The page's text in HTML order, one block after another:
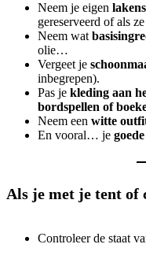
Neem je eigen
gereserveerd of als
Neem wat
olie…
Vergeet je
inbegrepen).
Pas je kleding aan
bordspellen of
Neem een witte
En vooral… je
Als je met je tent of
Controleer de staat